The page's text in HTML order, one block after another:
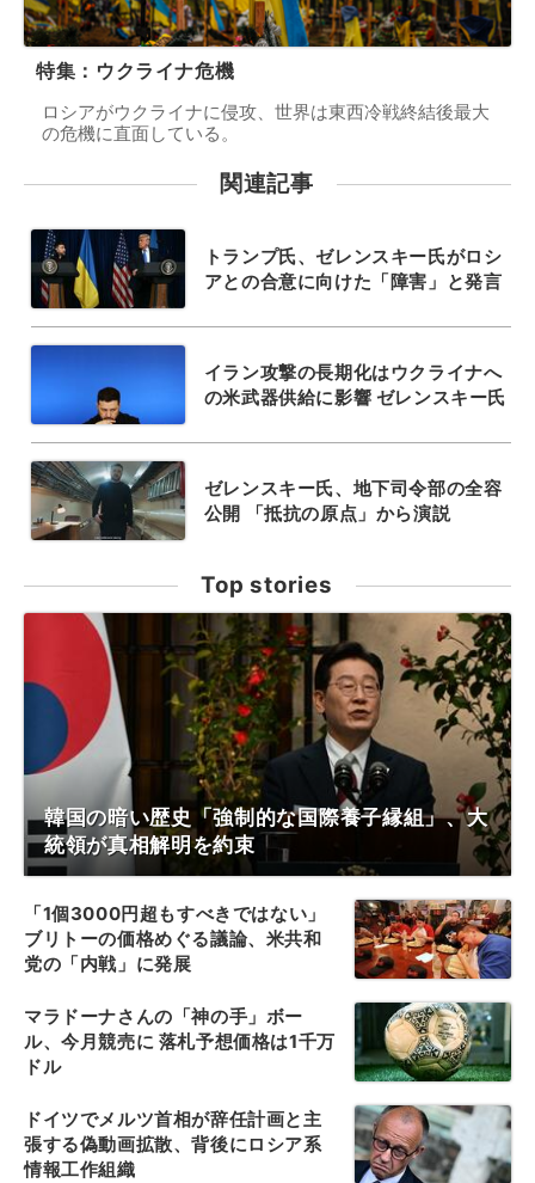
特集：ウクライナ危機
ロシアがウクライナに侵攻、世界は東西冷戦終結後最大
の危機に直面している。
関連記事
トランプ氏、ゼレンスキー氏がロシ
アとの合意に向けた「障害」と発言
イラン攻撃の長期化はウクライナへ
の米武器供給に影響 ゼレンスキー氏
ゼレンスキー氏、地下司令部の全容
公開 「抵抗の原点」から演説
Top stories
韓国の暗い歴史「強制的な国際養子縁組」、大
統領が真相解明を約束
「1個3000円超もすべきではない」
ブリトーの価格めぐる議論、米共和
党の「内戦」に発展
マラドーナさんの「神の手」ボー
ル、今月競売に 落札予想価格は1千万
ドル
ドイツでメルツ首相が辞任計画と主
張する偽動画拡散、背後にロシア系
情報工作組織